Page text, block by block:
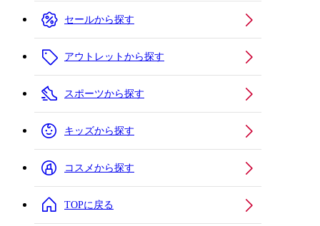
セールから探す
アウトレットから探す
スポーツから探す
キッズから探す
コスメから探す
TOPに戻る